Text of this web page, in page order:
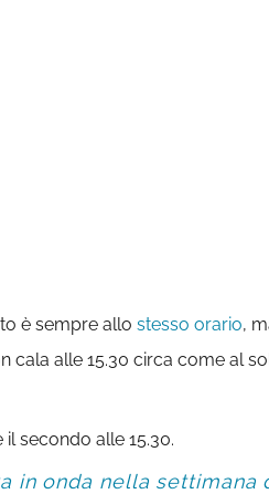
è sempre allo stesso orario,
cala alle 15.30 circa come al
secondo alle 15.30.
in onda nella settimana